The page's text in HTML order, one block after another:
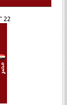
22
مصر